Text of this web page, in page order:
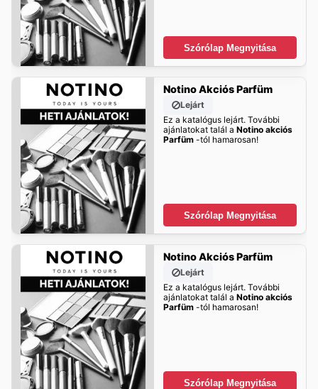
Szórólap Megnyitása
Notino Akciós Parfüm
Lejárt
Ez a katalógus lejárt. További
ajánlatokat talál a Notino akciós
Parfüm-tól hamarosan!
Szórólap Megnyitása
Notino Akciós Parfüm
Lejárt
Ez a katalógus lejárt. További
ajánlatokat talál a Notino akciós
Parfüm-tól hamarosan!
Szórólap Megnyitása